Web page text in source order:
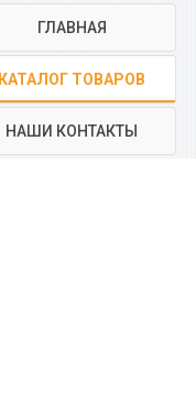
ГЛАВНАЯ
КАТАЛОГ ТОВАРОВ
НАШИ КОНТАКТЫ